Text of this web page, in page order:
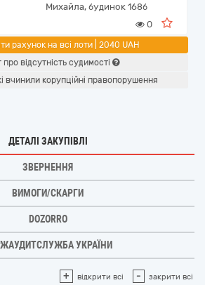
Михайла, будинок 168б
0
рахунок на всі лоти | 2040 UAH
про відсутність судимості
вчинили корупційні правопорушення
ДЕТАЛІ ЗАКУПІВЛІ
ЗВЕРНЕННЯ
ВИМОГИ/СКАРГИ
DOZORRO
УКРАЇНИ
+ відкрити всі - закрити всі